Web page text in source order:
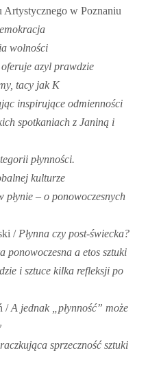
Artystycznego w Poznaniu
wolności
oferuje azyl prawdzie
tacy jak K
inspirujące odmienności
spotkaniach z Janiną i
płynności.
kulturze
płynie – o ponowoczesnych
/ Płynna czy post-świecka?
ponowoczesna a etos sztuki
i sztuce kilka refleksji po
/A jednak „płynność” może
sprzeczność sztuki